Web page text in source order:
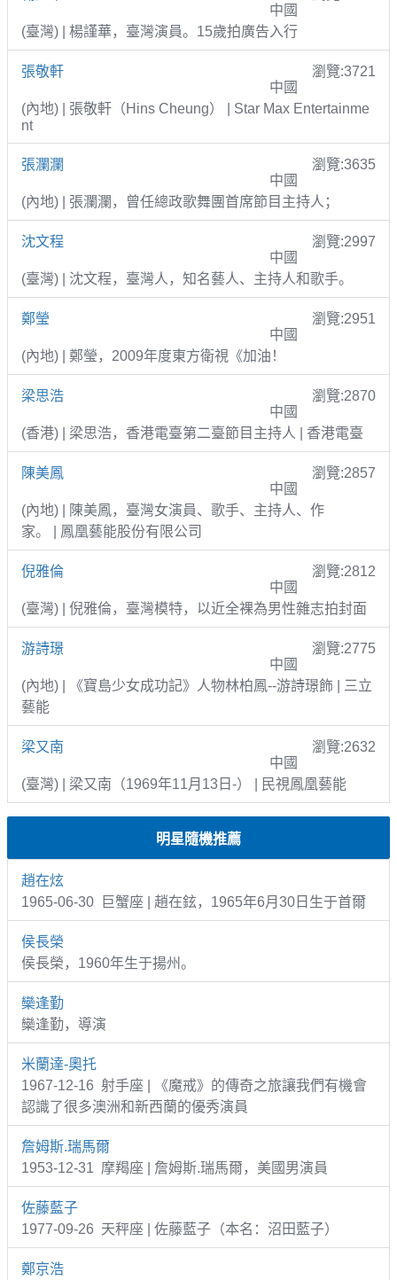
中國
(臺灣) | 楊謹華，臺灣演員。15歲拍廣告入行
張敬軒
瀏覽:3721
中國
(內地) | 張敬軒（Hins Cheung） | Star Max Entertainme
nt
張瀾瀾
瀏覽:3635
中國
(內地) | 張瀾瀾，曾任總政歌舞團首席節目主持人；
沈文程
瀏覽:2997
中國
(臺灣) | 沈文程，臺灣人，知名藝人、主持人和歌手。
鄭瑩
瀏覽:2951
中國
(內地) | 鄭瑩，2009年度東方衛視《加油！
梁思浩
瀏覽:2870
中國
(香港) | 梁思浩，香港電臺第二臺節目主持人 | 香港電臺
陳美鳳
瀏覽:2857
中國
(內地) | 陳美鳳，臺灣女演員、歌手、主持人、作
家。 | 鳳凰藝能股份有限公司
倪雅倫
瀏覽:2812
中國
(臺灣) | 倪雅倫，臺灣模特，以近全裸為男性雜志拍封面
游詩璟
瀏覽:2775
中國
(內地) | 《寶島少女成功記》人物林柏鳳--游詩璟飾 | 三立
藝能
梁又南
瀏覽:2632
中國
(臺灣) | 梁又南（1969年11月13日-） | 民視鳳凰藝能
明星隨機推薦
趙在炫
1965-06-30 巨蟹座 | 趙在鉉，1965年6月30日生于首爾
侯長榮
侯長榮，1960年生于揚州。
欒逢勤
欒逢勤，導演
米蘭達-奧托
1967-12-16 射手座 | 《魔戒》的傳奇之旅讓我們有機會
認識了很多澳洲和新西蘭的優秀演員
詹姆斯.瑞馬爾
1953-12-31 摩羯座 | 詹姆斯.瑞馬爾，美國男演員
佐藤藍子
1977-09-26 天秤座 | 佐藤藍子（本名：沼田藍子）
鄭京浩